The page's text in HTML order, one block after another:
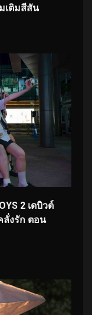
เติมสีสัน
2 เดบิวต์
ลั่งรัก ตอน